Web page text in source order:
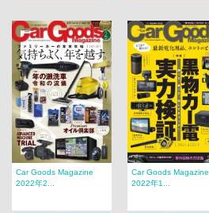
Car Goods Magazine
2022年2...
Car Goods Magazine
2022年1...